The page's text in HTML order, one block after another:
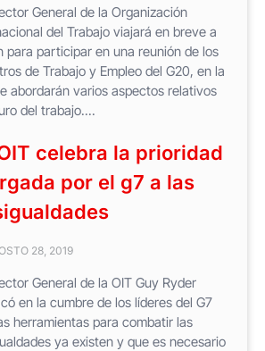
General de la Organización
del Trabajo viajará en breve a
para participar en una reunión de los
de Trabajo y Empleo del G20, en la
abordarán varios aspectos relativos
del trabajo....
celebra la prioridad
por el g7 a las
28, 2019
General de la OIT Guy Ryder
en la cumbre de los líderes del G7
herramientas para combatir las
ya existen y que es necesario